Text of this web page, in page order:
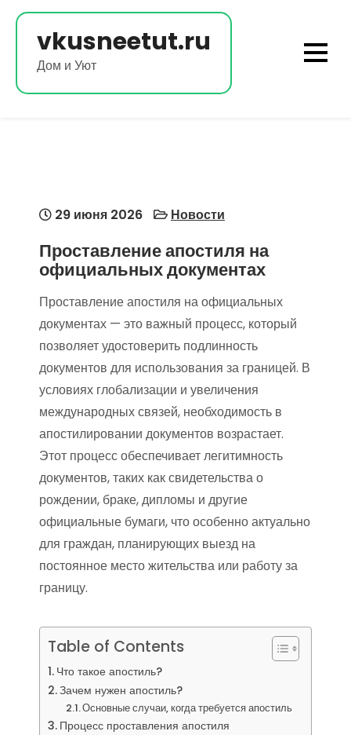
Перейти
содержимому
vkusneetut.ru
Дом и Уют
29 июня 2026 Новости
Проставление апостиля на
официальных документах
Проставление апостиля на официальных
документах — это важный процесс, который
позволяет удостоверить подлинность
документов для использования за границей. В
условиях глобализации и увеличения
международных связей, необходимость в
апостилировании документов возрастает.
Этот процесс обеспечивает легитимность
документов, таких как свидетельства о
рождении, браке, дипломы и другие
официальные бумаги, что особенно актуально
для граждан, планирующих выезд на
постоянное место жительства или работу за
границу.
Table of Contents
Что такое апостиль?
Зачем нужен апостиль?
Основные случаи, когда требуется апостиль
Процесс проставления апостиля